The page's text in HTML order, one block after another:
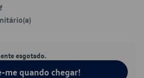
esgotado.
me quando chegar!